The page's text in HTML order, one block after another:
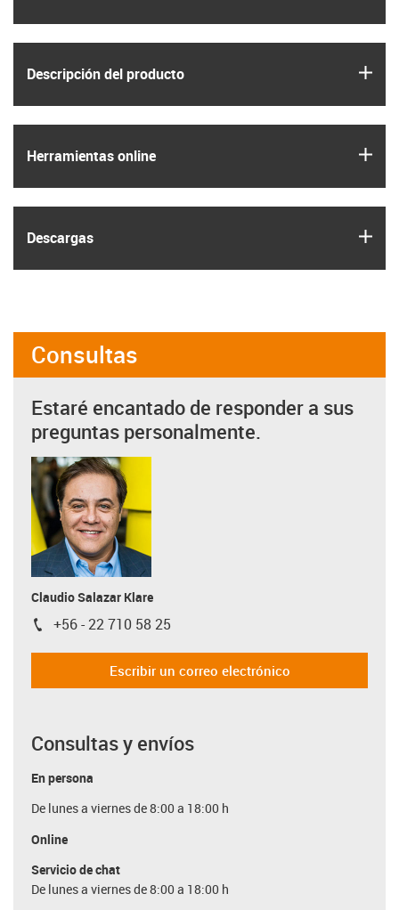
Descripción del producto
Herramientas online
Descargas
Consultas
Estaré encantado de responder a sus
preguntas personalmente.
Claudio Salazar Klare
igus-icon-phone
+56 - 22 710 58 25
Escribir un correo electrónico
Consultas y envíos
En persona
De lunes a viernes de 8:00 a 18:00 h
Online
Servicio de chat
De lunes a viernes de 8:00 a 18:00 h